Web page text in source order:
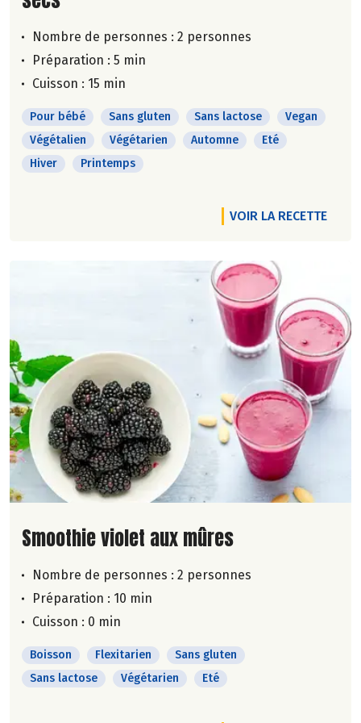
Nombre de personnes : 2 personnes
Préparation : 5 min
Cuisson : 15 min
Pour bébé Sans gluten Sans lactose
Vegan
Végétalien
Végétarien Automne
Eté
Hiver
Printemps
VOIR LA RECETTE
Lire la suite de la recette
Smoothie violet aux mûres
Nombre de personnes : 2 personnes
Préparation : 10 min
Cuisson : 0 min
Boisson Flexitarien
Sans gluten
Sans lactose
Végétarien Eté